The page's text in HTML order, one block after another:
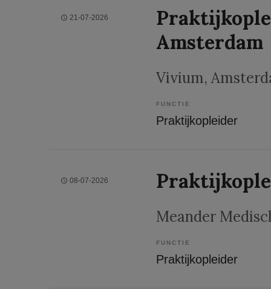
21-07-2026
Amsterdam
Vivium,
FUNCTIE
Praktijkopleider
08-07-2026
Meander
FUNCTIE
Praktijkopleider